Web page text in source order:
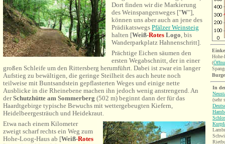
Dort finden wir die Markierung
des Weinspangenweges ["W"],
können uns aber auch an jene des
Prädikatswegs Pfälzer Weinsteig
halten [Weiß-Rotes Logo, bis
Wanderparkplatz Hahnenschritt].
Prächtige Eichen säumen den
ersten Wegabschnitt, der in einer
großen Schleife um den Rittersberg herumführt. Dabei ist zwar ein langer
Aufstieg zu bewältigen, die geringe Steilheit des auch heute noch
teilweise mit Buntsandstein gepflasterten Weges und einige nette
Ausblicke in die Rheinebene machen ihn jedoch wenig anstrengend. An
der Schutzhütte am Sommerberg (502 m) beginnt dann der für das
Haardtgebirge typische Bewuchs mit wettergebeugten Kiefern,
Heidelbeergesträuch und Heidekraut.
Etwa nach einem Kilometer
zweigt scharf rechts ein Weg zum
Hohe-Loog-Haus ab [Weiß-Rotes
(
In
(sehr